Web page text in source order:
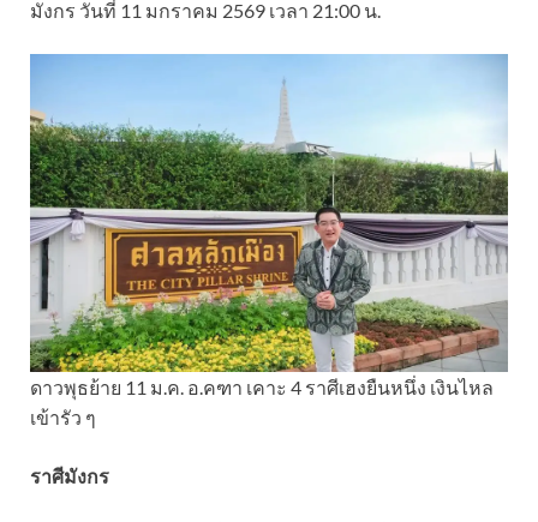
มังกร วันที่ 11 มกราคม 2569 เวลา 21:00 น.
ดาวพุธย้าย 11 ม.ค. อ.คฑา เคาะ 4 ราศีเฮงยืนหนึ่ง เงินไหล
เข้ารัว ๆ
ราศีมังกร